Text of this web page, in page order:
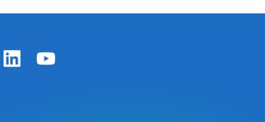
Zentiva LinkedIn
Zentiva YouTube